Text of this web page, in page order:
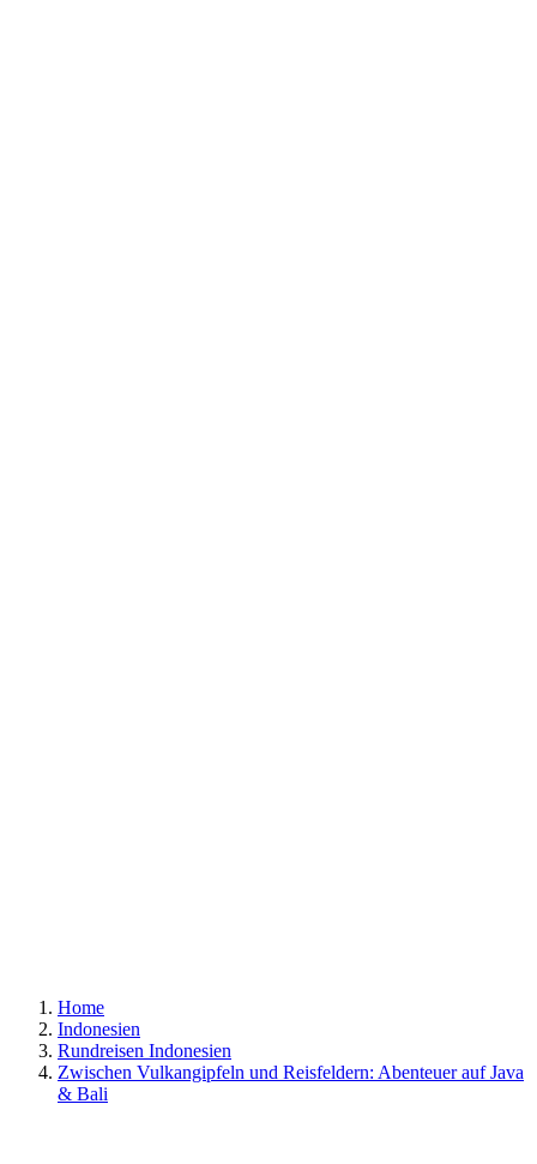
Home
Indonesien
Rundreisen Indonesien
Zwischen Vulkangipfeln und Reisfeldern: Abenteuer auf Java
& Bali